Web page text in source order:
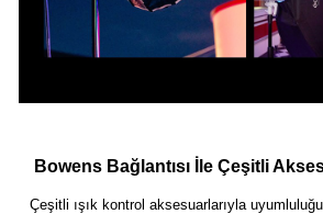
Bowens Bağlantısı İle Çeşitli
Çeşitli ışık kontrol aksesuarlarıyla